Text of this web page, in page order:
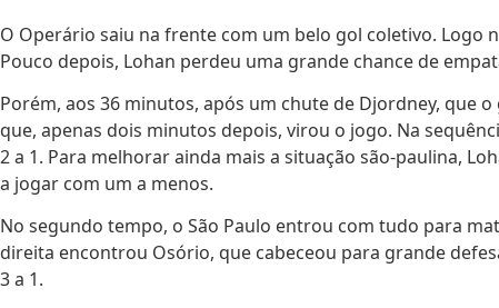
O Operário saiu na frente com um belo gol coletivo.
Pouco depois, Lohan perdeu uma grande chance de
Porém, aos 36 minutos, após um chute de Djordney, que o
que, apenas dois minutos depois, virou o jogo. Na
2 a 1. Para melhorar ainda mais a situação são-paulina,
a jogar com um a menos.
No segundo tempo, o São Paulo entrou com tudo para
direita encontrou Osório, que cabeceou para grande
3 a 1.